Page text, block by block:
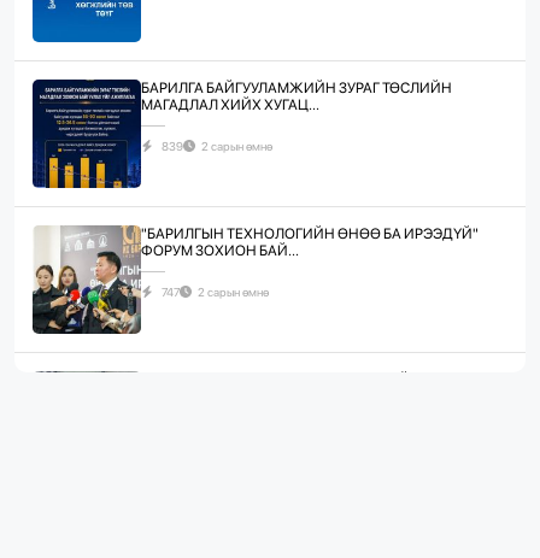
БАРИЛГА БАЙГУУЛАМЖИЙН ЗУРАГ ТӨСЛИЙН
МАГАДЛАЛ ХИЙХ ХУГАЦ...
839 2 сарын өмнө
"БАРИЛГЫН ТЕХНОЛОГИЙН ӨНӨӨ БА ИРЭЭДҮЙ"
ФОРУМ ЗОХИОН БАЙ...
747 2 сарын өмнө